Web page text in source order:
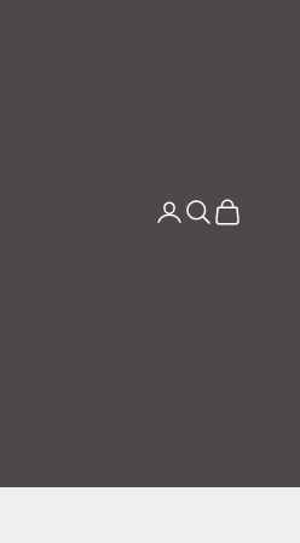
Connexion
Recherche
Panier